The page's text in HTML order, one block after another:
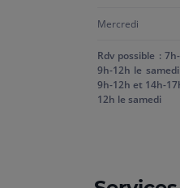
Mercredi
Rdv possible :
9h-12h le
9h-12h et 14h-
12h le samedi